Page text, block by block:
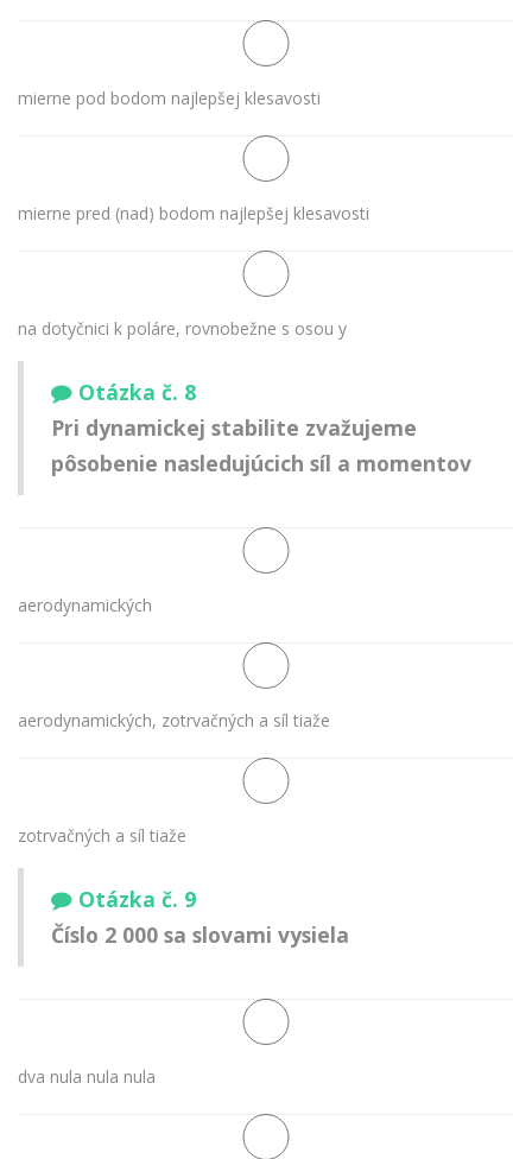
mierne pod bodom najlepšej klesavosti
mierne pred (nad) bodom najlepšej klesavosti
na dotyčnici k poláre, rovnobežne s osou y
Otázka č. 8
Pri dynamickej stabilite zvažujeme
pôsobenie nasledujúcich síl a momentov
aerodynamických
aerodynamických, zotrvačných a síl tiaže
zotrvačných a síl tiaže
Otázka č. 9
Číslo 2 000 sa slovami vysiela
dva nula nula nula